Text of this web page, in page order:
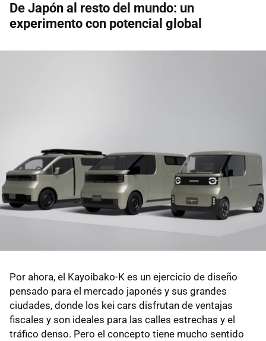
De Japón al resto del mundo: un
experimento con potencial global
Por ahora, el Kayoibako-K es un ejercicio de diseño
pensado para el mercado japonés y sus grandes
ciudades, donde los kei cars disfrutan de ventajas
fiscales y son ideales para las calles estrechas y el
tráfico denso. Pero el concepto tiene mucho sentido